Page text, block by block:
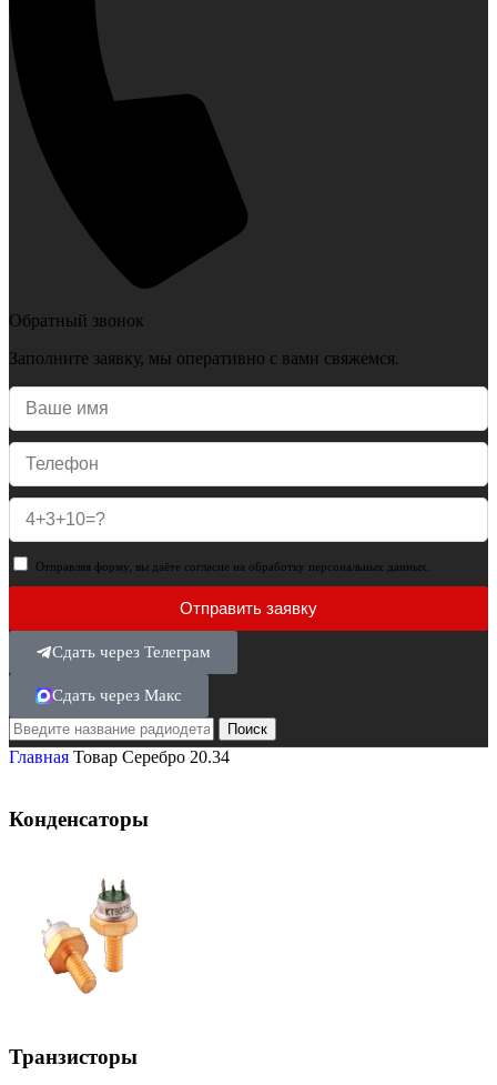
Обратный звонок
Заполните заявку, мы оперативно с вами свяжемся.
Отправляя форму, вы даёте согласие на обработку персональных данных.
Отправить заявку
Сдать через Телеграм
Сдать через Макс
Поиск
Главная Товар Серебро 20.34
Конденсаторы
Транзисторы